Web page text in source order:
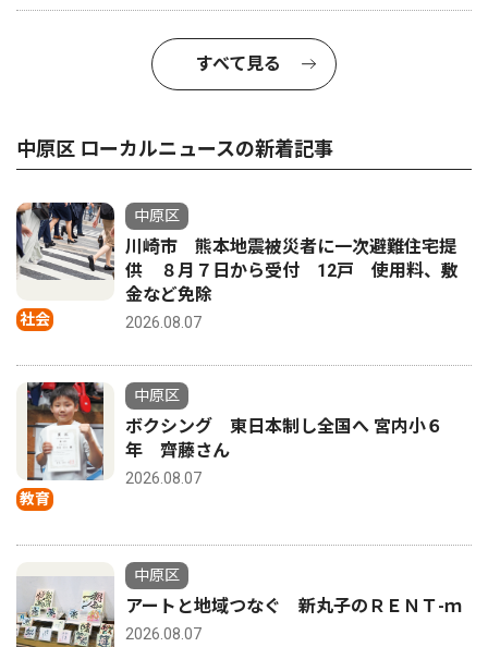
すべて見る
中原区 ローカルニュースの新着記事
社会
中原区
川崎市 熊本地震被災者に一次避難住宅提
供 ８月７日から受付 12戸 使用料、敷
金など免除
2026.08.07
教育
中原区
ボクシング 東日本制し全国へ 宮内小６
年 齊藤さん
2026.08.07
中原区
アートと地域つなぐ 新丸子のＲＥＮＴ-ｍ
2026.08.07